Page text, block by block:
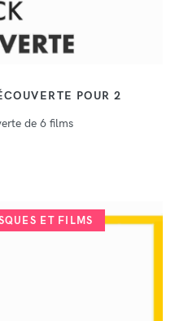
POUR 2
de 6 films
ET FILMS